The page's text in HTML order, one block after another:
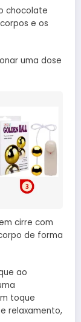
chocolate
e os
uma dose
cirre com
de forma
ao
toque
relaxamento,